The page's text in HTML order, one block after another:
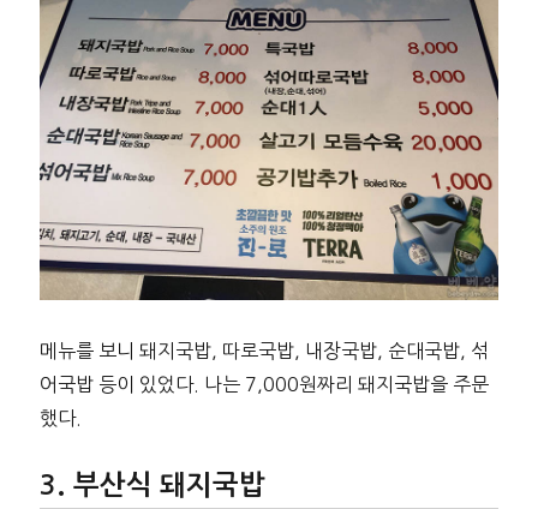
메뉴를 보니 돼지국밥, 따로국밥, 내장국밥, 순대국밥, 섞
어국밥 등이 있었다. 나는 7,000원짜리 돼지국밥을 주문
했다.
부산식 돼지국밥